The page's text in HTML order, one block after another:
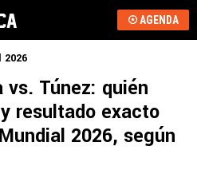
AGENDA
2026
Túnez: quién
resultado exacto
2026, según